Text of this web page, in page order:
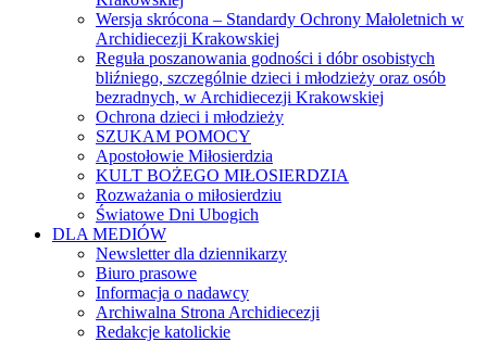
Wersja skrócona – Standardy Ochrony Małoletnich w
Archidiecezji Krakowskiej
Reguła poszanowania godności i dóbr osobistych
bliźniego, szczególnie dzieci i młodzieży oraz osób
bezradnych, w Archidiecezji Krakowskiej
Ochrona dzieci i młodzieży
SZUKAM POMOCY
Apostołowie Miłosierdzia
KULT BOŻEGO MIŁOSIERDZIA
Rozważania o miłosierdziu
Światowe Dni Ubogich
DLA MEDIÓW
Newsletter dla dziennikarzy
Biuro prasowe
Informacja o nadawcy
Archiwalna Strona Archidiecezji
Redakcje katolickie